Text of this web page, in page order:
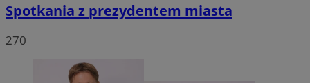
Spotkania z prezydentem miasta
270